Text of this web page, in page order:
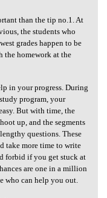
than the tip no.1. At
the students who
grades happen to be
the homework at the
in your progress. During
program, your
But with time, the
up, and the segments
questions. These
take more time to write
forbid if you get stuck at
are one in a million
who can help you out.